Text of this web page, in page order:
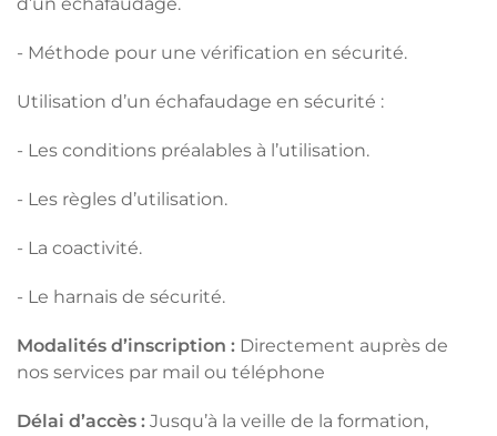
- Méthode pour une vérification en sécurité.
Utilisation d’un échafaudage en sécurité :
- Les conditions préalables à l’utilisation.
- Les règles d’utilisation.
- La coactivité.
- Le harnais de sécurité.
Modalités d’inscription : Directement auprès de
nos services par mail ou téléphone
Délai d’accès : Jusqu’à la veille de la formation,